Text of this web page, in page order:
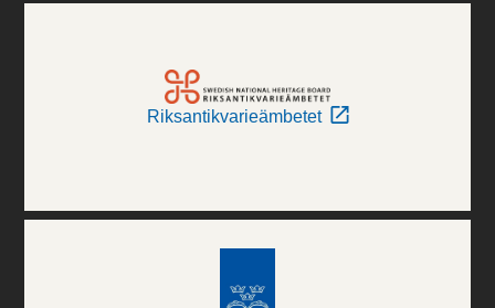
Riksantikvarieämbetet